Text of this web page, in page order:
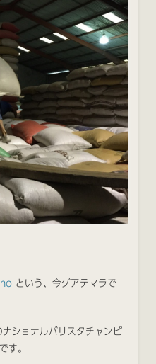
という、今グアテマラで一
ショナルバリスタチャンピ
す。